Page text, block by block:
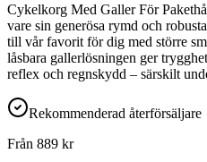
Cykelkorg Med Galler För
vare sin generösa rymd och
till vår favorit för dig med större
låsbara gallerlösningen ger
reflex och regnskydd – särskilt
Rekommenderad återförsäljare
Från 889 kr